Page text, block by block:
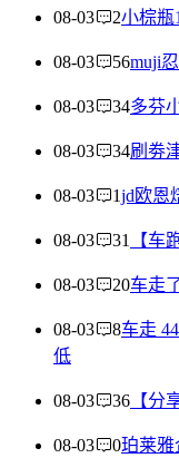
08-03 2小棕瓶
08-03 56muji
08-03 34多芬
08-03 34刷劵
08-03 1jd欧恩
08-03 31 【车
08-03 20车走
08-03 8车走
低
08-03 36 【分
08-03 0珀莱雅